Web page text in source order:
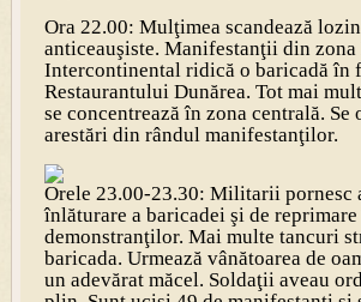
Ora 22.00: Mulţimea scandează
anticeauşiste. Manifestanţii din
Intercontinental ridică o baricadă în
Restaurantului Dunărea. Tot mai
se concentrează în zona centrală. Se
arestări din rândul manifestanţilor.
Orele 23.00-23.30: Militarii pornesc
înlăturare a baricadei şi de
demonstranţilor. Mai multe tancuri
baricada. Urmează vânătoarea de
un adevărat măcel. Soldaţii aveau